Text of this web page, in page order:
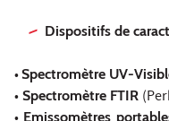
Dispositifs de
•Spectromètre UV-
• Spectromètre FTIR
Emissomètres